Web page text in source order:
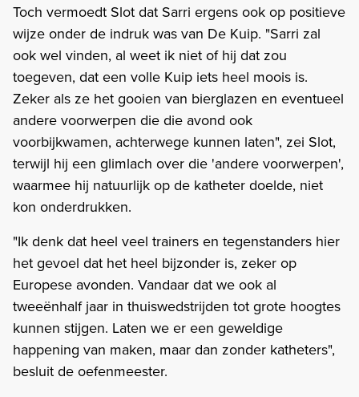
Toch vermoedt Slot dat Sarri ergens ook op positieve
wijze onder de indruk was van De Kuip. "Sarri zal
ook wel vinden, al weet ik niet of hij dat zou
toegeven, dat een volle Kuip iets heel moois is.
Zeker als ze het gooien van bierglazen en eventueel
andere voorwerpen die die avond ook
voorbijkwamen, achterwege kunnen laten", zei Slot,
terwijl hij een glimlach over die 'andere voorwerpen',
waarmee hij natuurlijk op de katheter doelde, niet
kon onderdrukken.
"Ik denk dat heel veel trainers en tegenstanders hier
het gevoel dat het heel bijzonder is, zeker op
Europese avonden. Vandaar dat we ook al
tweeënhalf jaar in thuiswedstrijden tot grote hoogtes
kunnen stijgen. Laten we er een geweldige
happening van maken, maar dan zonder katheters",
besluit de oefenmeester.